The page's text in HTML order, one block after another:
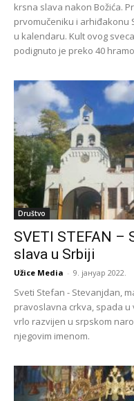
krsna slava nakon Božića.
prvomučeniku i arhiđakonu
u kalendaru. Kult ovog
podignuto je preko 40
Društvo
SVETI STEFAN –
slava u Srbiji
Užice Media - 9. јануар 2022.
Sveti Stefan - Stevanjdan,
pravoslavna crkva, spada u
vrlo razvijen u srpskom
njegovim imenom.